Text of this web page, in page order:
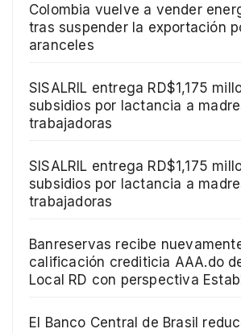
Colombia vuelve a vender
tras suspender la exportación
aranceles
SISALRIL entrega RD$1,175
subsidios por lactancia a
trabajadoras
SISALRIL entrega RD$1,175
subsidios por lactancia a
trabajadoras
Banreservas recibe
calificación crediticia AAA.do
Local RD con perspectiva
El Banco Central de Brasil